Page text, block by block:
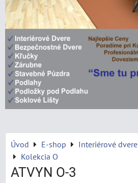
Úvod E-shop Interiérové dvere
Kolekcia O
ATVYN O-3